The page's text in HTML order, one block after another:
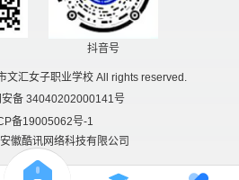
抖音号
汇女子职业学校 All rights reserved.
安备 34040202000141号
备19005062号-1
徽酷讯网络科技有限公司